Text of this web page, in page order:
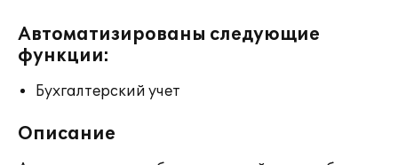
Автоматизированы следующие
функции:
Бухгалтерский учет
Описание